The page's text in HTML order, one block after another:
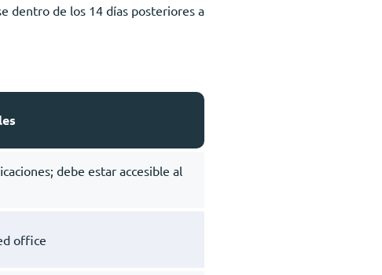
dentro de los 14 días posteriores a
debe estar accesible al
office